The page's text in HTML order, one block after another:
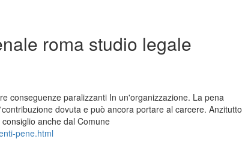
roma studio legale
conseguenze paralizzanti In un'organizzazione. La pena
dovuta e può ancora portare al carcere. Anzitutto
anche dal Comune
pene.html